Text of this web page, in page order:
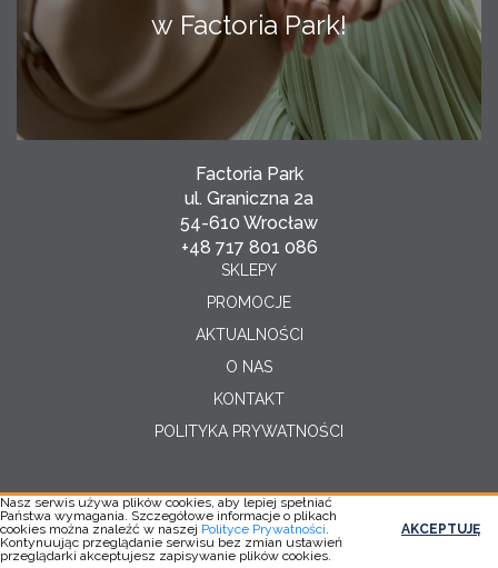
w Factoria Park!
Factoria Park
ul. Graniczna 2a
54-610 Wrocław
+48 717 801 086
SKLEPY
PROMOCJE
AKTUALNOŚCI
O NAS
KONTAKT
POLITYKA PRYWATNOŚCI
Copyright © 2026
Realizacja:YC
Nasz serwis używa plików cookies, aby lepiej spełniać
Państwa wymagania. Szczegółowe informacje o plikach
cookies można znaleźć w naszej Polityce Prywatności.
Kontynuując przeglądanie serwisu bez zmian ustawień
przeglądarki akceptujesz zapisywanie plików cookies.
AKCEPTUJĘ